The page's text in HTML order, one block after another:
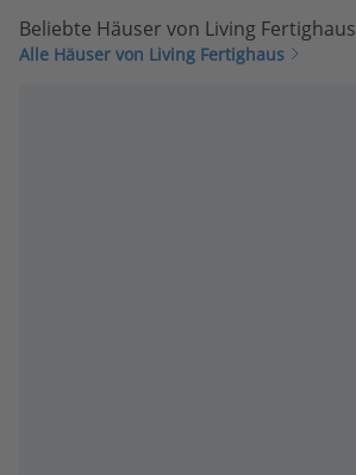
Beliebte Häuser von Living Fertighaus
Alle Häuser von Living Fertighaus